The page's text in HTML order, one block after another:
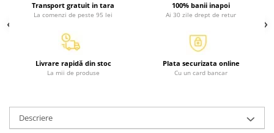
Grafice
Povesti pentru copii
Dictionare si enciclopedii
Atlase, dictionare si enciclopedii
Dictionare de limba romana
Transport gratuit in tara
La comenzi de peste 95 lei
100% banii inapoi
Ai 30 zile drept de retur
Livrare rapidă din stoc
La mii de produse
Plata securizata online
Cu un card bancar
Descriere